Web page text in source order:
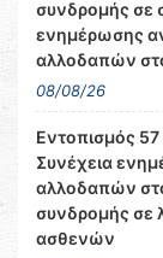
συνδρομής σε
ενημέρωσης
αλλοδαπών
08/08/26
Εντοπισμός
Συνέχεια
αλλοδαπών
συνδρομής σε
ασθενών